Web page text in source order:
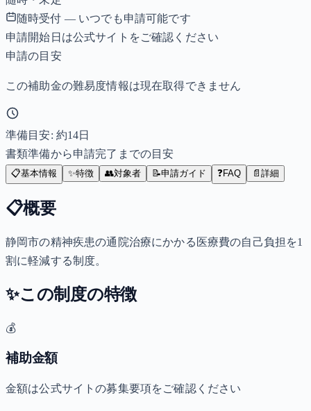
随時受付 — いつでも申請可能です
申請開始日は公式サイトをご確認ください
申請の目安
この補助金の難易度情報は現在取得できません
準備目安: 約14日
書類準備から申請完了までの目安
📋基本情報 ✨特徴 👥対象者 📝申請ガイド ❓FAQ 📄 詳細
📋概要
静岡市の精神疾患の通院治療にかかる医療費の自己負担を1
割に軽減する制度。
✨この制度の特徴
💰
補助金額
金額は公式サイトの募集要項をご確認ください